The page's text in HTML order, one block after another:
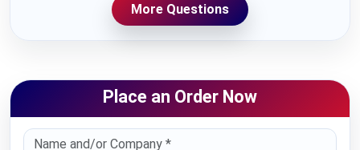
More Questions
Place an Order Now